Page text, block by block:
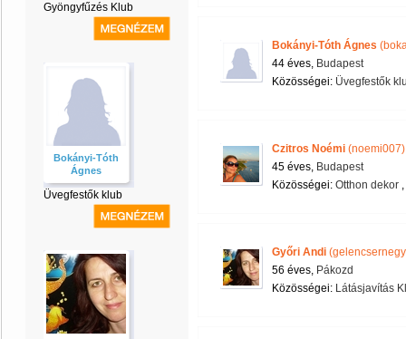
Gyöngyfűzés Klub
Bokányi-Tóth
Ágnes
Üvegfestők klub
Bokányi-Tóth Ágnes
44 éves, Budapest
Közösségei: Üvegfestők
Czitros Noémi (noemi007)
45 éves, Budapest
Közösségei: Otthon dekor ,
Győri Andi
56 éves, Pákozd
Közösségei: Látásjavítás